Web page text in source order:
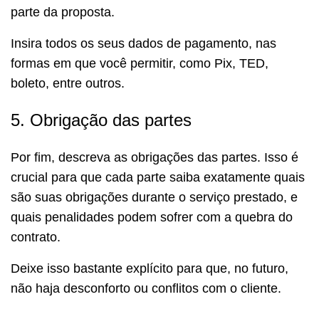
parte da proposta.
Insira todos os seus dados de pagamento, nas
formas em que você permitir, como Pix, TED,
boleto, entre outros.
5. Obrigação das partes
Por fim, descreva as obrigações das partes. Isso é
crucial para que cada parte saiba exatamente quais
são suas obrigações durante o serviço prestado, e
quais penalidades podem sofrer com a quebra do
contrato.
Deixe isso bastante explícito para que, no futuro,
não haja desconforto ou conflitos com o cliente.